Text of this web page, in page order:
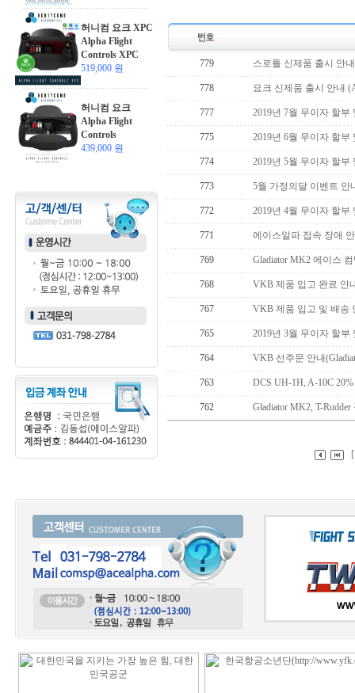
허니컴 요크 XPC
Alpha Flight
Controls XPC
519,000 원
허니컴 요크
Alpha Flight
Controls
439,000 원
779 스로틀 신제품 출시 안
778 요크 신제품 출시 안내
777 2019년 7월 무이자 할부
775 2019년 6월 무이자 할부
774 2019년 5월 무이자 할부
773 5월 가정의달 이벤트 안
772 2019년 4월 무이자 할부
771 에이스알파 접속 장애
769 Gladiator MK2 에이스
768 VKB 제품 입고 완료 안
767 VKB 제품 입고 및 배송
765 2019년 3월 무이자 할부
764 VKB 선주문 안내
763 DCS UH-1H, A-10C
762 Gladiator MK2, T-